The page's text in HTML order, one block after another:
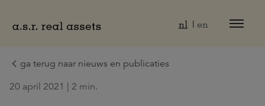
nl en
ga terug naar nieuws en publicaties
20 april 2021 | 2 min.